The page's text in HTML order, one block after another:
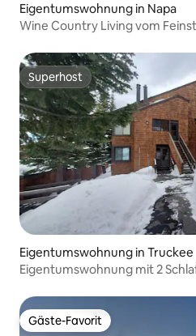
Eigentumswohnung in Napa
Wine Country Living vom
Superhost
Superhost
Eigentumswohnung in Truckee
Eigentumswohnung mit 2
Gäste-Favorit
Gäste-Favorit